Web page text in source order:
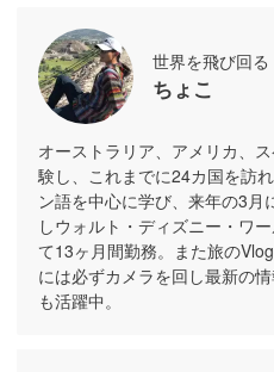
世界を飛び回
ちょこ
オーストラリア、アメリカ、
験し、これまでに24カ国を訪
ン語を中心に学び、来年の3
しウォルト・ディズニー・ワ
て13ヶ月間勤務。また旅の
には必ずカメラを回し最新の
も活躍中。